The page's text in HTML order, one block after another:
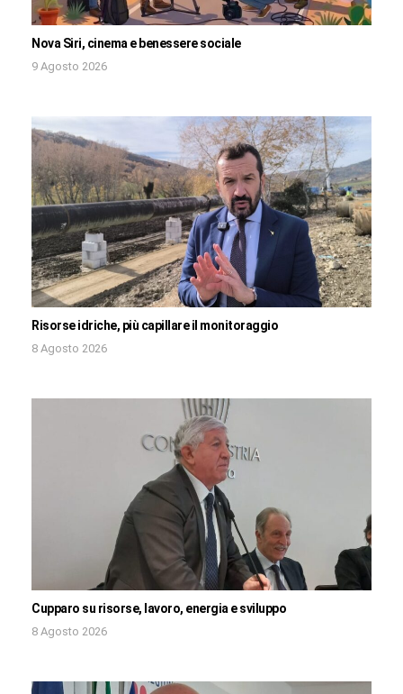
Nova Siri, cinema e benessere sociale
9 Agosto 2026
Risorse idriche, più capillare il monitoraggio
8 Agosto 2026
Cupparo su risorse, lavoro, energia e sviluppo
8 Agosto 2026